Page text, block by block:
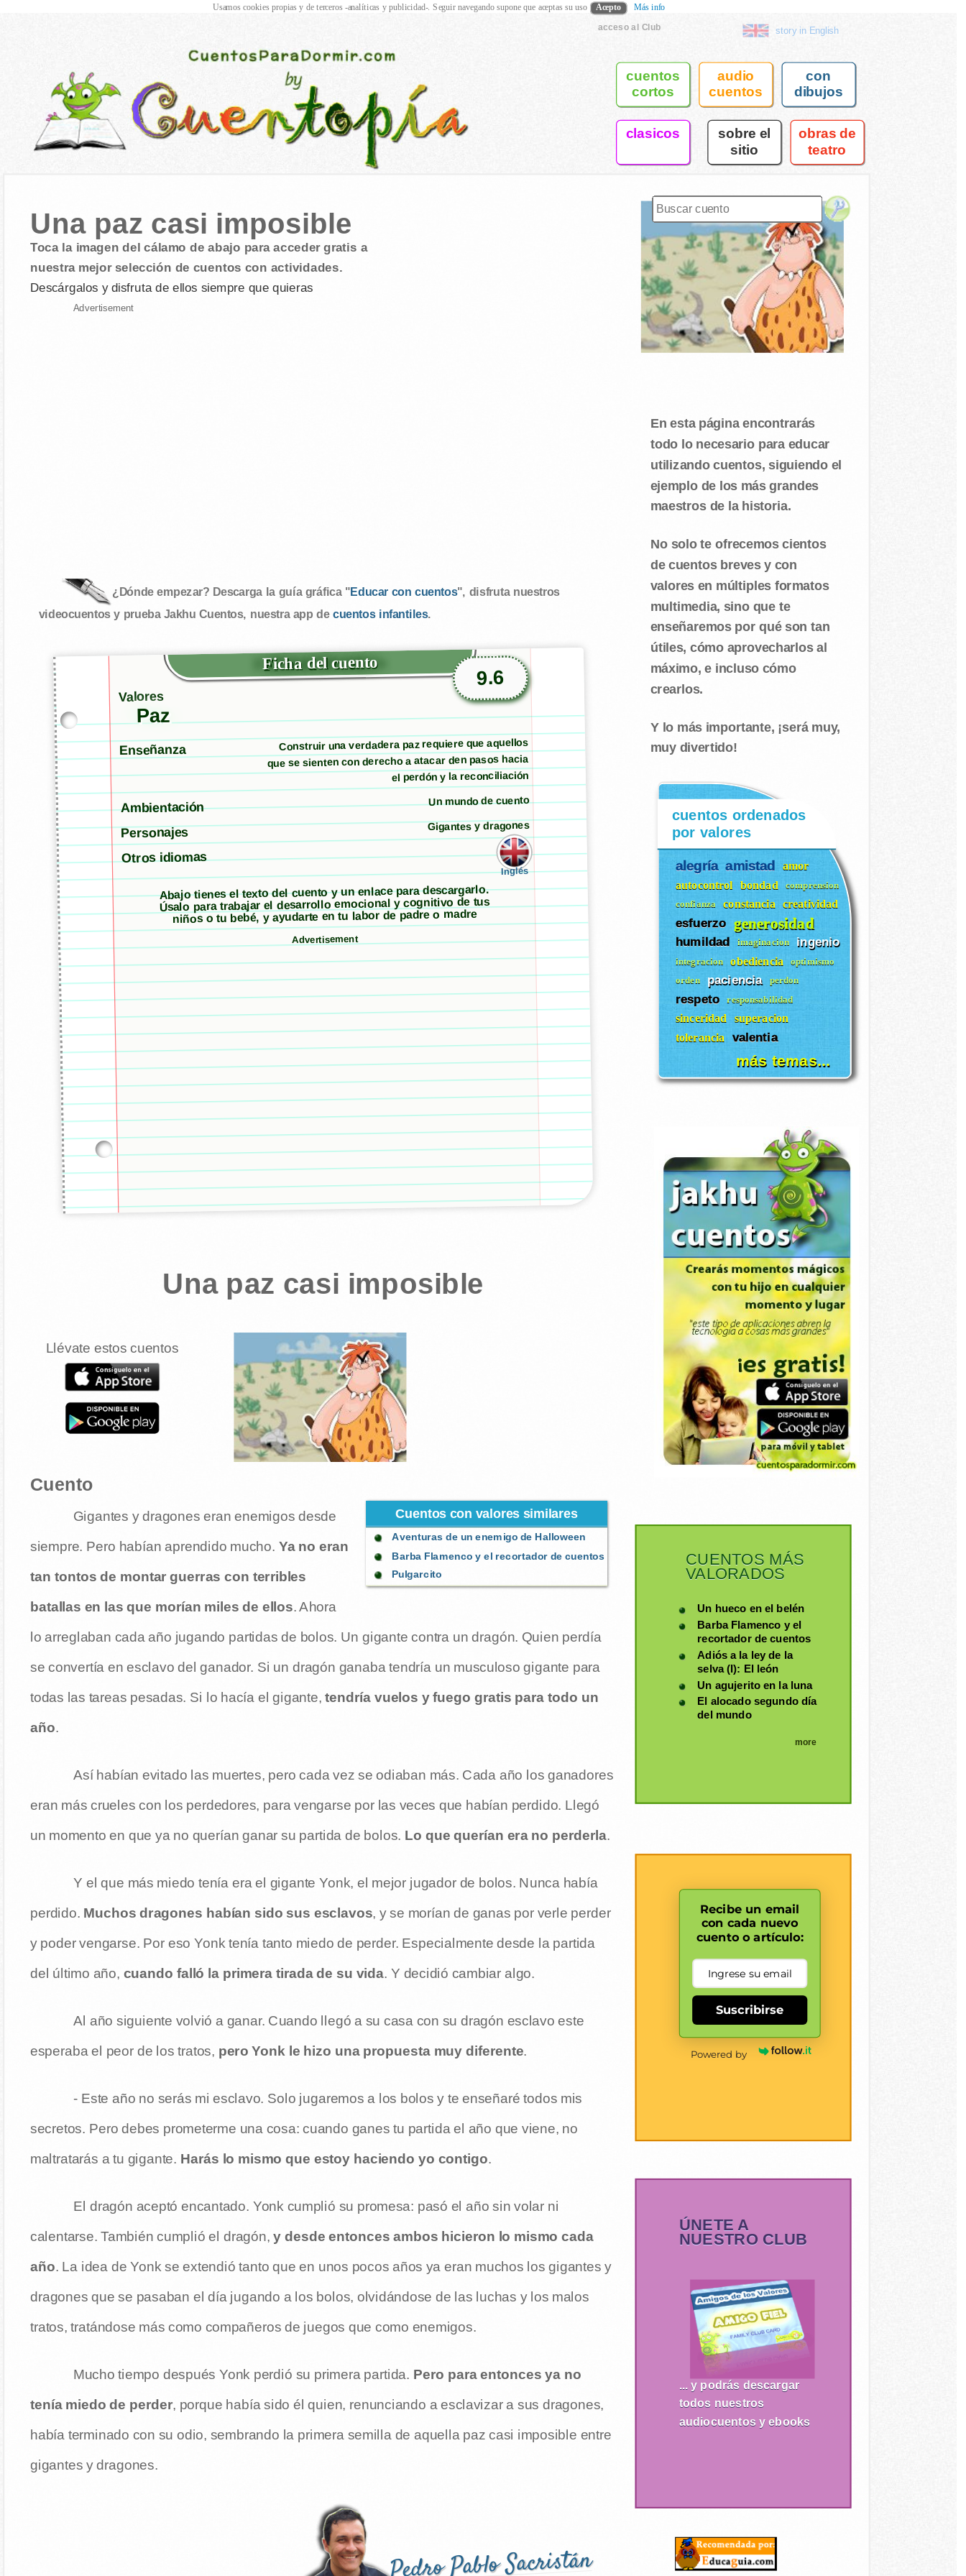
acceso al Club story in English
cuentos
cortos
audio
cuentos
con
dibujos
clasicos
sobre el
sitio
obras de
teatro
Una paz casi imposible
Toca la imagen del cálamo de abajo para acceder gratis a
nuestra mejor selección de cuentos con actividades.
Descárgalos y disfruta de ellos siempre que quieras
Advertisement
¿Dónde empezar? Descarga la guía gráfica "Educar con cuentos", disfruta nuestros
videocuentos y prueba Jakhu Cuentos, nuestra app decuentos infantiles.
Ficha del cuento
9.6
Valores
Paz
Enseñanza Construir una verdadera paz requiere que aquellos
que se sienten con derecho a atacar den pasos hacia
el perdón y la reconciliación
Ambientación Un mundo de cuento
Personajes Gigantes y dragones
Otros idiomas
Inglés
Abajo tienes el texto del cuento y un enlace para descargarlo.
Úsalo para trabajar el desarrollo emocional y cognitivo de tus
niños o tu bebé, y ayudarte en tu labor de padre o madre
Advertisement
Una paz casi imposible
Llévate estos cuentos
Cuento
Cuentos con valores similares
Aventuras de un enemigo de Halloween
Barba Flamenco y el recortador de cuentos
Pulgarcito
Gigantes y dragones eran enemigos desde
siempre. Pero habían aprendido mucho. Ya no eran
tan tontos de montar guerras con terribles
batallas en las que morían miles de ellos. Ahora
lo arreglaban cada año jugando partidas de bolos. Un gigante contra un dragón. Quien perdía
se convertía en esclavo del ganador. Si un dragón ganaba tendría un musculoso gigante para
todas las tareas pesadas. Si lo hacía el gigante, tendría vuelos y fuego gratis para todo un
año.
Así habían evitado las muertes, pero cada vez se odiaban más. Cada año los ganadores
eran más crueles con los perdedores, para vengarse por las veces que habían perdido. Llegó
un momento en que ya no querían ganar su partida de bolos. Lo que querían era no perderla.
Y el que más miedo tenía era el gigante Yonk, el mejor jugador de bolos. Nunca había
perdido. Muchos dragones habían sido sus esclavos, y se morían de ganas por verle perder
y poder vengarse. Por eso Yonk tenía tanto miedo de perder. Especialmente desde la partida
del último año, cuando falló la primera tirada de su vida. Y decidió cambiar algo.
Al año siguiente volvió a ganar. Cuando llegó a su casa con su dragón esclavo este
esperaba el peor de los tratos, pero Yonk le hizo una propuesta muy diferente.
- Este año no serás mi esclavo. Solo jugaremos a los bolos y te enseñaré todos mis
secretos. Pero debes prometerme una cosa: cuando ganes tu partida el año que viene, no
maltratarás a tu gigante. Harás lo mismo que estoy haciendo yo contigo.
El dragón aceptó encantado. Yonk cumplió su promesa: pasó el año sin volar ni
calentarse. También cumplió el dragón, y desde entonces ambos hicieron lo mismo cada
año. La idea de Yonk se extendió tanto que en unos pocos años ya eran muchos los gigantes y
dragones que se pasaban el día jugando a los bolos, olvidándose de las luchas y los malos
tratos, tratándose más como compañeros de juegos que como enemigos.
Mucho tiempo después Yonk perdió su primera partida. Pero para entonces ya no
tenía miedo de perder, porque había sido él quien, renunciando a esclavizar a sus dragones,
había terminado con su odio, sembrando la primera semilla de aquella paz casi imposible entre
gigantes y dragones.
Pedro Pablo Sacristán
En esta página encontrarás
todo lo necesario para educar
utilizando cuentos, siguiendo el
ejemplo de los más grandes
maestros de la historia.
No solo te ofrecemos cientos
de cuentos breves y con
valores en múltiples formatos
multimedia, sino que te
enseñaremos por qué son tan
útiles, cómo aprovecharlos al
máximo, e incluso cómo
crearlos.
Y lo más importante, ¡será muy,
muy divertido!
cuentos ordenados
por valores
alegría amistad
amor
autocontrol
bondad comprension
confianza constancia creatividad
esfuerzo generosidad
humildad imaginacion ingenio
integracion obediencia optimismo
orden paciencia perdon
respeto responsabilidad
sinceridad
superacion
tolerancia
valentia
más temas...
CUENTOS MÁS
VALORADOS
Un hueco en el belén
Barba Flamenco y el
recortador de cuentos
Adiós a la ley de la
selva (I): El león
Un agujerito en la luna
El alocado segundo día
del mundo
more
Recibe un email
con cada nuevo
cuento o artículo:
Suscribirse
Powered by
ÚNETE A
NUESTRO CLUB
... y podrás descargar
todos nuestros
audiocuentos y ebooks
Usamos cookies propias y de terceros -analíticas y publicidad-. Seguir navegando supone que aceptas su uso Acepto Más info